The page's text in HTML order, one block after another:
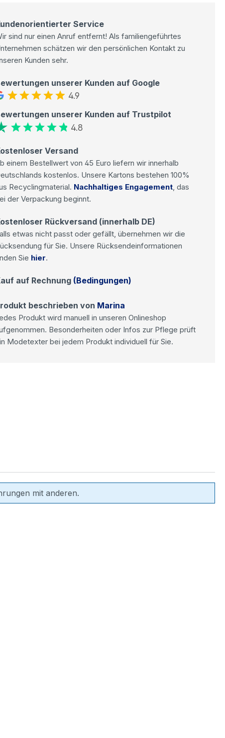
Service
sind nur einen Anruf entfernt! Als familiengeführtes
schätzen wir den persönlichen Kontakt zu
Kunden sehr.
unserer Kunden auf Google
4.9
unserer Kunden auf Trustpilot
4.8
Versand
einem Bestellwert von 45 Euro liefern wir innerhalb
kostenlos. Unsere Kartons bestehen 100%
Recyclingmaterial. Nachhaltiges Engagement, das
der Verpackung beginnt.
Rückversand (innerhalb DE)
etwas nicht passt oder gefällt, übernehmen wir die
für Sie. Unsere Rücksendeinformationen
Sie hier.
auf Rechnung (Bedingungen)
beschrieben von Marina
Produkt wird manuell in unseren Onlineshop
Besonderheiten oder Infos zur Pflege prüft
Modetexter bei jedem Produkt individuell für Sie.
mit anderen.